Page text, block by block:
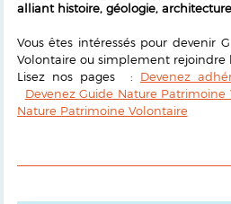
alliant histoire, géologie,
Vous êtes intéressés pour devenir
Volontaire ou simplement rejoindre
Lisez nos pages : Devenez
Devenez Guide Nature Patrimoine
Nature Patrimoine Volontaire